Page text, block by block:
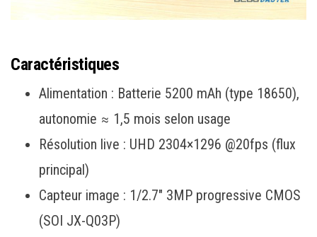
Caractéristiques
Alimentation : Batterie 5200 mAh (type 18650),
autonomie ≈ 1,5 mois selon usage
Résolution live : UHD 2304×1296 @20fps (flux
principal)
Capteur image : 1/2.7″ 3MP progressive CMOS
(SOI JX-Q03P)